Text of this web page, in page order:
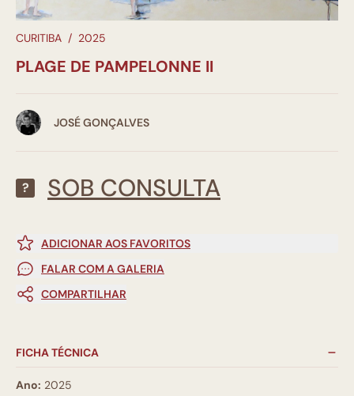
CURITIBA / 2025
PLAGE DE PAMPELONNE II
JOSÉ GONÇALVES
? SOB CONSULTA
ADICIONAR AOS FAVORITOS
FALAR COM A GALERIA
COMPARTILHAR
FICHA TÉCNICA
Ano: 2025